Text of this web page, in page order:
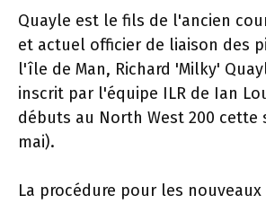
Quayle est le fils de l'ancien
et actuel officier de liaison des
l'île de Man, Richard 'Milky'
inscrit par l'équipe ILR de Ian
débuts au North West 200 cette
mai).
La procédure pour les